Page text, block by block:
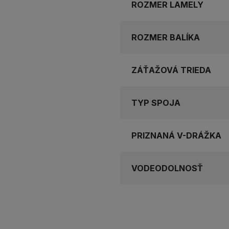
ROZMER LAMELY
ROZMER BALÍKA
ZÁŤAŽOVÁ TRIEDA
TYP SPOJA
PRIZNANÁ V-DRÁŽKA
VODEODOLNOSŤ